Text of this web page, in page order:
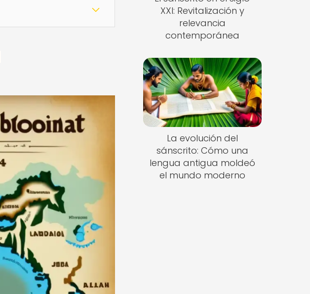
XXI: Revitalización y
relevancia
contemporánea
La evolución del
sánscrito: Cómo una
lengua antigua moldeó
el mundo moderno